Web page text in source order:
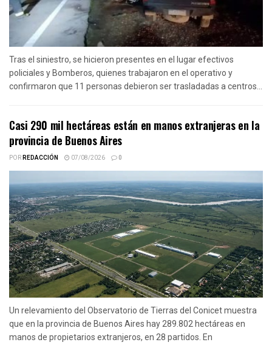
Tras el siniestro, se hicieron presentes en el lugar efectivos
policiales y Bomberos, quienes trabajaron en el operativo y
confirmaron que 11 personas debieron ser trasladadas a centros...
Casi 290 mil hectáreas están en manos extranjeras en la
provincia de Buenos Aires
PORREDACCIÓN 07/08/2026 0
Un relevamiento del Observatorio de Tierras del Conicet muestra
que en la provincia de Buenos Aires hay 289.802 hectáreas en
manos de propietarios extranjeros, en 28 partidos. En